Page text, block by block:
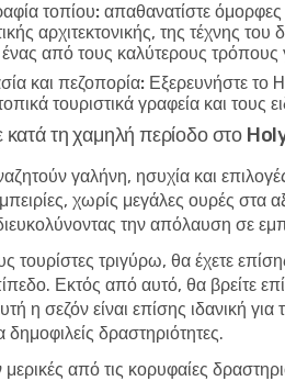
τοπίου: απαθανατίστε
αρχιτεκτονικής, της τέχνης
ένας από τους καλύτερους
και πεζοπορία: Εξερευνήστε το
τουριστικά γραφεία και τους
κατά τη χαμηλή περίοδο στο
γαλήνη, ησυχία και
χωρίς μεγάλες ουρές στα
την απόλαυση σε
τουρίστες τριγύρω, θα έχετε
Εκτός από αυτό, θα βρείτε
η σεζόν είναι επίσης ιδανική
δημοφιλείς δραστηριότητες.
από τις κορυφαίες